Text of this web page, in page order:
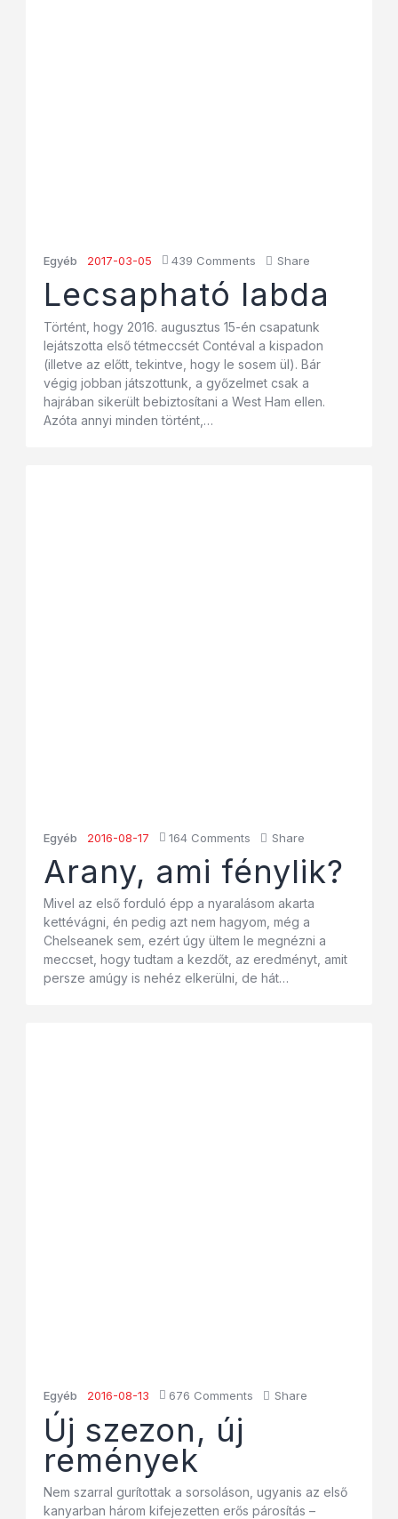
Egyéb 2017-03-05 439 Comments Share
Lecsapható labda
Történt, hogy 2016. augusztus 15-én csapatunk
lejátszotta első tétmeccsét Contéval a kispadon
(illetve az előtt, tekintve, hogy le sosem ül). Bár
végig jobban játszottunk, a győzelmet csak a
hajrában sikerült bebiztosítani a West Ham ellen.
Azóta annyi minden történt,…
Egyéb 2016-08-17 164 Comments Share
Arany, ami fénylik?
Mivel az első forduló épp a nyaralásom akarta
kettévágni, én pedig azt nem hagyom, még a
Chelseanek sem, ezért úgy ültem le megnézni a
meccset, hogy tudtam a kezdőt, az eredményt, amit
persze amúgy is nehéz elkerülni, de hát…
Egyéb 2016-08-13 676 Comments Share
Új szezon, új
remények
Nem szarral gurítottak a sorsoláson, ugyanis az első
kanyarban három kifejezetten erős párosítás –